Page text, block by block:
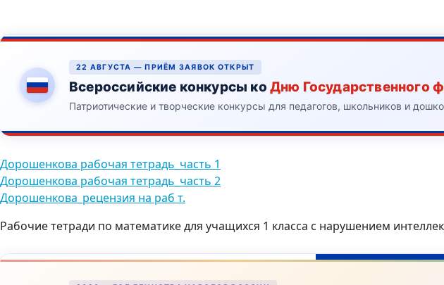
22 АВГУСТА — ПРИЁМ ЗАЯВОК ОТКРЫТ
Всероссийские конкурсы ко Дню Государственного
Патриотические и творческие конкурсы для педагогов, школьников и
Дорошенкова рабочая тетрадь_часть 1
Дорошенкова рабочая тетрадь_часть 2
Дорошенкова_рецензия на раб т.
Рабочие тетради по математике для учащихся 1 класса с нарушением